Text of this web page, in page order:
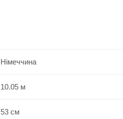
Німеччина
10.05 м
53 см